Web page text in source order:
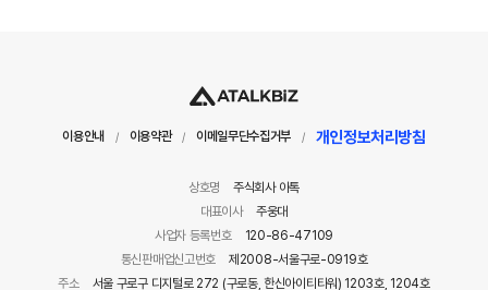
이용안내 / 이용약관 / 이메일무단수집거부 / 개인정보처리방침
상호명
주식회사 아톡
대표이사
주웅대
사업자 등록번호
120-86-47109
통신판매업신고번호
제2008-서울구로-0919호
주소
서울 구로구 디지털로 272 (구로동, 한신아이티타워) 1203호, 1204호